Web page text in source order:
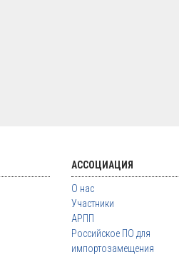
АССОЦИАЦИЯ
О нас
Участники
АРПП
Российское ПО для
импортозамещения